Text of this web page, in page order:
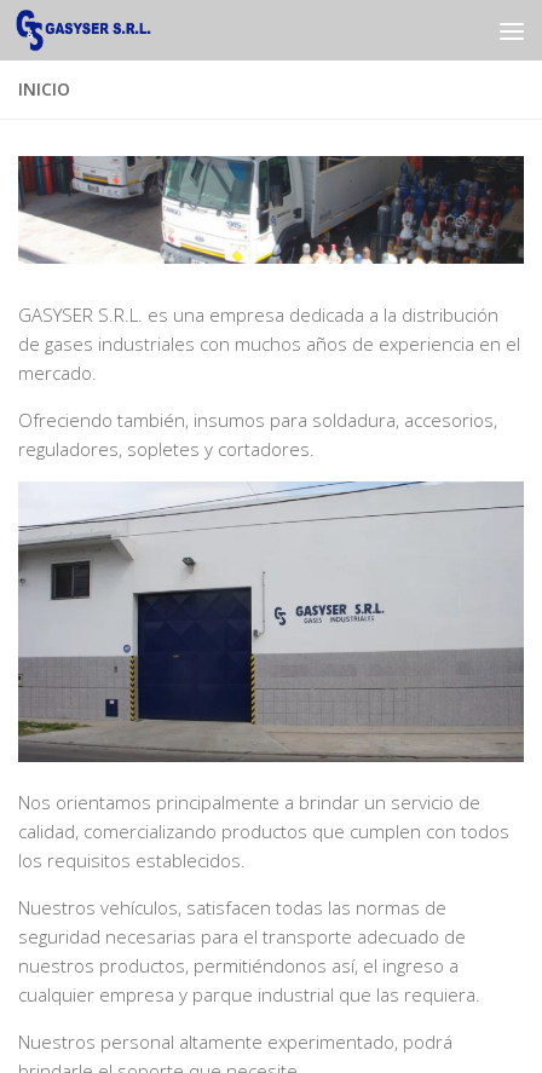
Saltar al contenido
INICIO
GASYSER S.R.L. es una empresa dedicada a la distribución
de gases industriales con muchos años de experiencia en el
mercado.
Ofreciendo también, insumos para soldadura, accesorios,
reguladores, sopletes y cortadores.
Nos orientamos principalmente a brindar un servicio de
calidad, comercializando productos que cumplen con todos
los requisitos establecidos.
Nuestros vehículos, satisfacen todas las normas de
seguridad necesarias para el transporte adecuado de
nuestros productos, permitiéndonos así, el ingreso a
cualquier empresa y parque industrial que las requiera.
Nuestros personal altamente experimentado, podrá